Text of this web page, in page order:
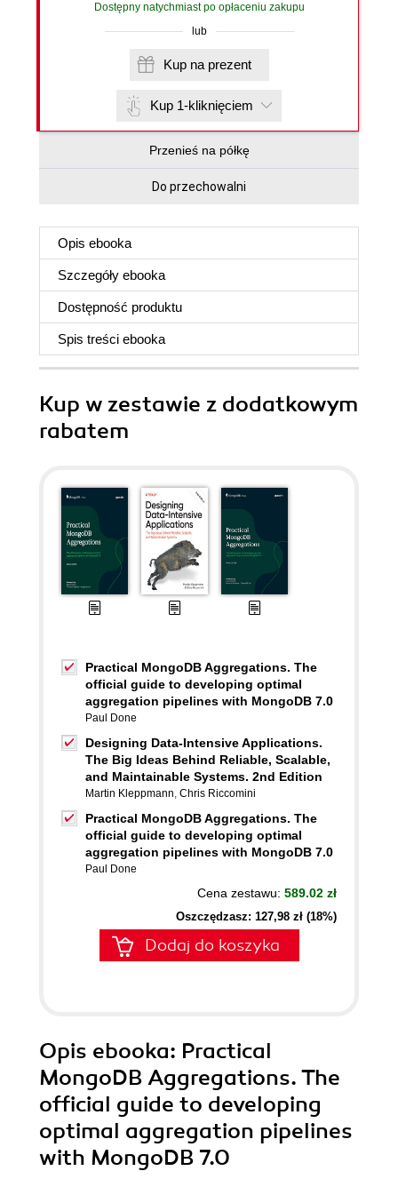
Dostępny natychmiast po opłaceniu zakupu
lub
Kup na prezent
Kup 1-kliknięciem
Przenieś na półkę
Do przechowalni
Opis ebooka
Szczegóły ebooka
Dostępność produktu
Spis treści ebooka
Kup w zestawie z dodatkowym
rabatem
Practical MongoDB Aggregations. The
official guide to developing optimal
aggregation pipelines with MongoDB 7.0
Paul Done
Designing Data-Intensive Applications.
The Big Ideas Behind Reliable, Scalable,
and Maintainable Systems. 2nd Edition
Martin Kleppmann, Chris Riccomini
Practical MongoDB Aggregations. The
official guide to developing optimal
aggregation pipelines with MongoDB 7.0
Paul Done
Cena zestawu: 589.02 zł
Oszczędzasz: 127,98 zł (18%)
Dodaj do koszyka
Opis ebooka: Practical
MongoDB Aggregations. The
official guide to developing
optimal aggregation pipelines
with MongoDB 7.0